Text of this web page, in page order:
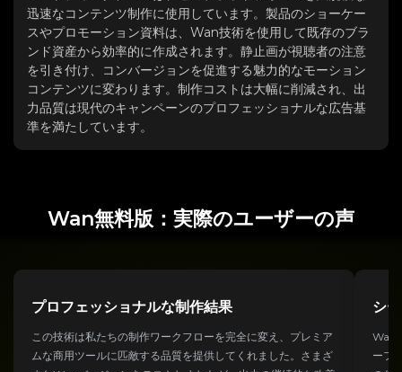
迅速なコンテンツ制作に使用しています。製品のショーケー
スやプロモーション資料は、Wan技術を使用して既存のブラ
ンド資産から効率的に作成されます。静止画が視聴者の注意
を引き付け、コンバージョンを促進する魅力的なモーション
コンテンツに変わります。制作コストは大幅に削減され、出
力品質は現代のキャンペーンのプロフェッショナルな広告基
準を満たしています。
Wan無料版：実際のユーザーの声
プロフェッショナルな制作結果
この技術は私たちの制作ワークフローを完全に変え、プレミア
ムな商用ツールに匹敵する品質を提供してくれました。さまざ
シ
Wan
ーフ